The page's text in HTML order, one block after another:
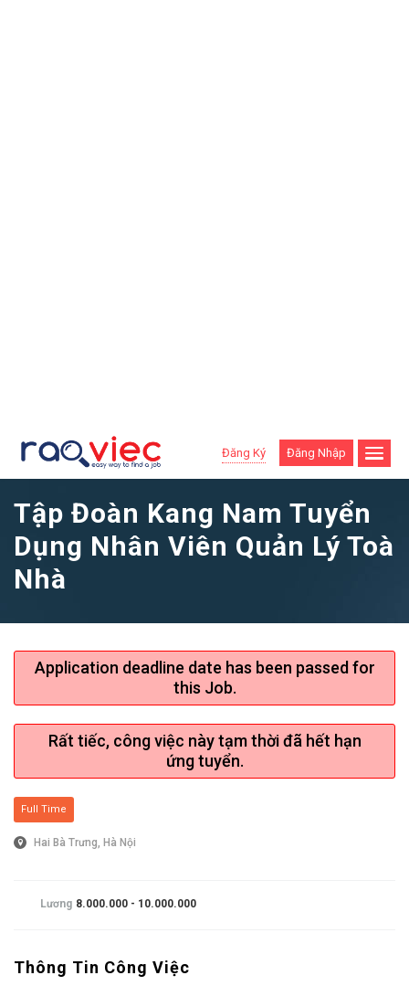
Đăng Ký Đăng Nhập
Tập Đoàn Kang Nam Tuyển
Dụng Nhân Viên Quản Lý Toà
Nhà
Application deadline date has been passed for
this Job.
Rất tiếc, công việc này tạm thời đã hết hạn
ứng tuyển.
Full Time
Hai Bà Trưng, Hà Nội
Lương 8.000.000 - 10.000.000
Thông Tin Công Việc